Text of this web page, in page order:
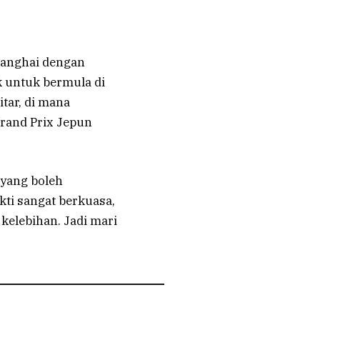
dengan
untuk bermula di
di mana
Prix Jepun
boleh
sangat berkuasa,
Jadi mari